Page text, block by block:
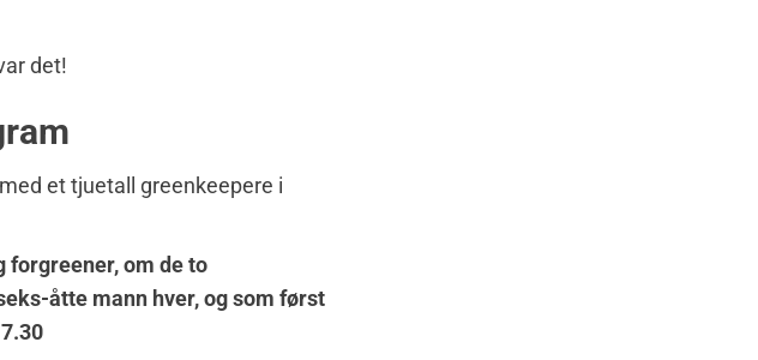
det!
et tjuetall greenkeepere i
om de to
åtte mann hver, og som først